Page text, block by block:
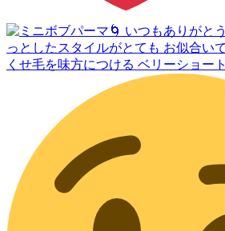
くせ毛を味方につける ベリーショート